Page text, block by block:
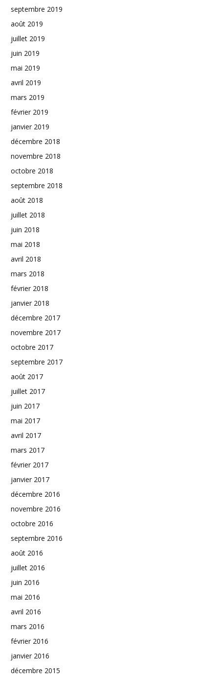
septembre 2019
août 2019
juillet 2019
juin 2019
mai 2019
avril 2019
mars 2019
février 2019
janvier 2019
décembre 2018
novembre 2018
octobre 2018
septembre 2018
août 2018
juillet 2018
juin 2018
mai 2018
avril 2018
mars 2018
février 2018
janvier 2018
décembre 2017
novembre 2017
octobre 2017
septembre 2017
août 2017
juillet 2017
juin 2017
mai 2017
avril 2017
mars 2017
février 2017
janvier 2017
décembre 2016
novembre 2016
octobre 2016
septembre 2016
août 2016
juillet 2016
juin 2016
mai 2016
avril 2016
mars 2016
février 2016
janvier 2016
décembre 2015